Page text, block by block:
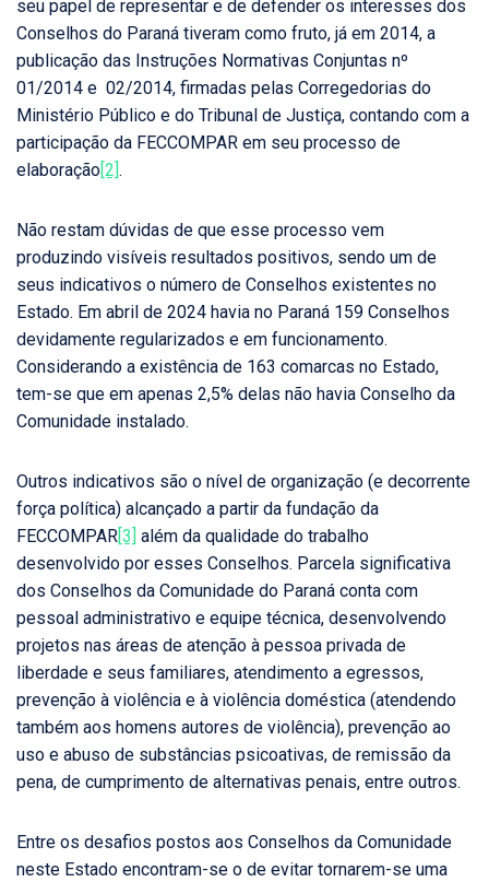
seu papel de representar e de defender os interesses dos
Conselhos do Paraná tiveram como fruto, já em 2014, a
publicação das Instruções Normativas Conjuntas nº
01/2014 e 02/2014, firmadas pelas Corregedorias do
Ministério Público e do Tribunal de Justiça, contando com a
participação da FECCOMPAR em seu processo de
elaboração [2] .
Não restam dúvidas de que esse processo vem
produzindo visíveis resultados positivos, sendo um de
seus indicativos o número de Conselhos existentes no
Estado. Em abril de 2024 havia no Paraná 159 Conselhos
devidamente regularizados e em funcionamento.
Considerando a existência de 163 comarcas no Estado,
tem-se que em apenas 2,5% delas não havia Conselho da
Comunidade instalado.
Outros indicativos são o nível de organização (e decorrente
força política) alcançado a partir da fundação da
FECCOMPAR [3] além da qualidade do trabalho
desenvolvido por esses Conselhos. Parcela significativa
dos Conselhos da Comunidade do Paraná conta com
pessoal administrativo e equipe técnica, desenvolvendo
projetos nas áreas de atenção à pessoa privada de
liberdade e seus familiares, atendimento a egressos,
prevenção à violência e à violência doméstica (atendendo
também aos homens autores de violência), prevenção ao
uso e abuso de substâncias psicoativas, de remissão da
pena, de cumprimento de alternativas penais, entre outros.
Entre os desafios postos aos Conselhos da Comunidade
neste Estado encontram-se o de evitar tornarem-se uma